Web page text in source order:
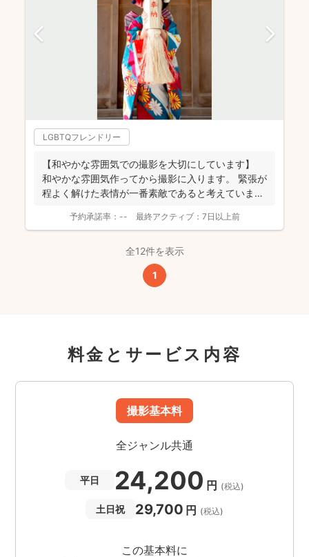
LGBTQフレンドリー
【和やかな雰囲気での撮影を大切にしています】
和やかな雰囲気作ってから撮影に入ります。 緊張が
程よく解けた表情が一番素敵であると考えていま
予約承諾率： -- 最終アクティブ： 7日以上前
全12件を表示
1
料金とサービス内容
撮影基本料
全ジャンル共通
平日 24,200 円 (税込)
土日祝 29,700 円 (税込)
この基本料に